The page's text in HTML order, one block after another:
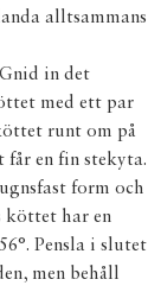
alltsammans
in det
med ett par
runt om på
får en fin stekyta.
form och
köttet har en
Pensla i slutet
men behåll